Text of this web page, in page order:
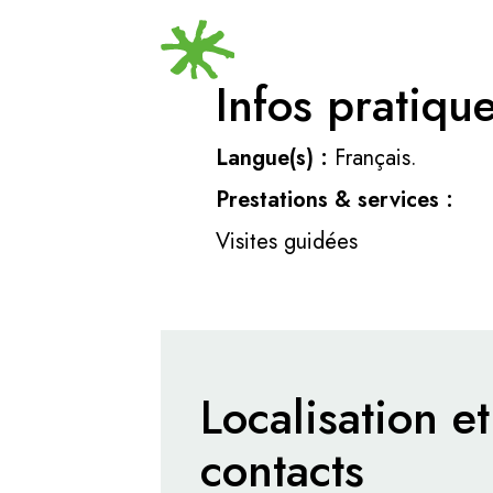
Infos
Langue(s) : Français.
Prestations & services :
Visites guidées
Localisation et
contacts